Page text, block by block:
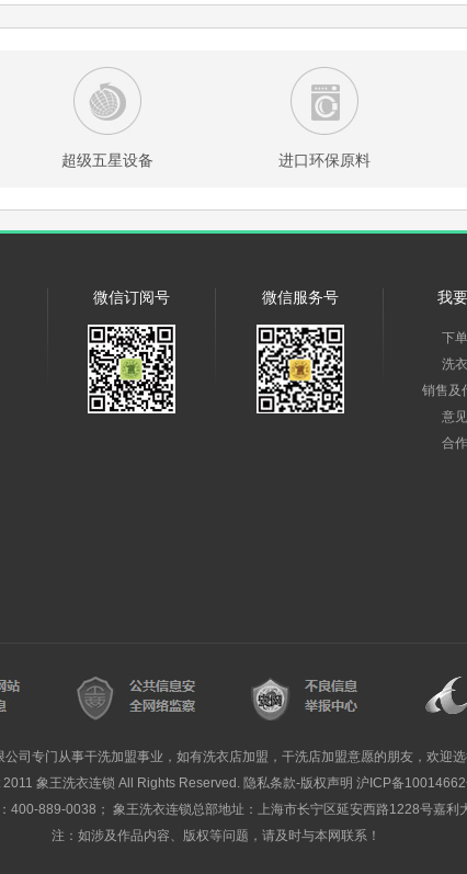
超级五星设备 进口环保原料
微信订阅号 微信服务号 我
下
洗
销售及
意
合
公司专门从事干洗加盟事业，如有洗衣店加盟，干洗店加盟意愿的朋友，欢迎
象王洗衣连锁 All Rights Reserved. 隐私条款-版权声明 沪ICP备
400-889-0038； 象王洗衣连锁总部地址：上海市长宁区延安西路1228号嘉利
注：如涉及作品内容、版权等问题，请及时与本网联系！